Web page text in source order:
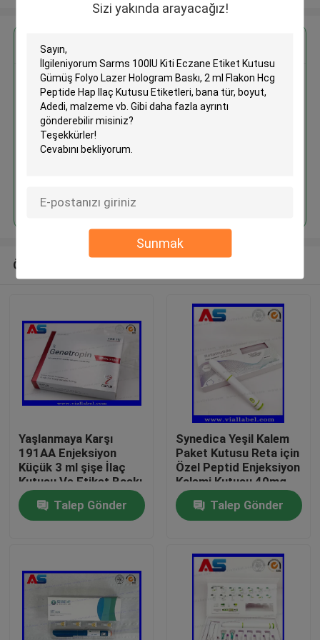
Sizi yakında arayacağız!
Sunmak
Hakkımızda
Sarms 100IU Kiti Eczane Etiket
Kutusu Gümüş Folyo Lazer
Hologram Baskı, 2 ml Flakon Hcg
Etiketleri
Önerilen Ürünler
Yaşlanmaya Karşı
191AA Enjeksiyon
Küçük 3 ml şişe İlaç
Kutusu Ve Etiket Baskı
Genetropin
Talep Gönder
Synedica Yeşil Kalem
Paket Kutusu Reta için
Özel Peptid Enjeksiyon
Kalemi Kutusu 40mg
Peptid Enjeksiyon
Kalemi, Synedica
Enjeksiyon Kalemi
Talep Gönder